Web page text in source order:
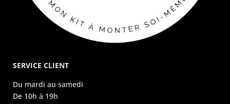
SERVICE CLIENT
Du mardi au samedi
De 10h à 19h